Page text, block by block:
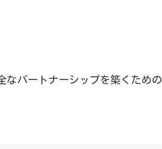
なパートナーシップを築くための